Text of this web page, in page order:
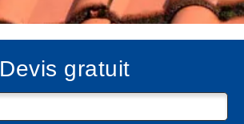
Devis gratuit